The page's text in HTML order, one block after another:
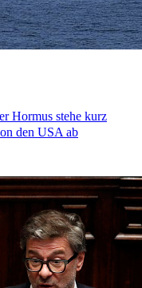
Hormus stehe kurz
den USA ab